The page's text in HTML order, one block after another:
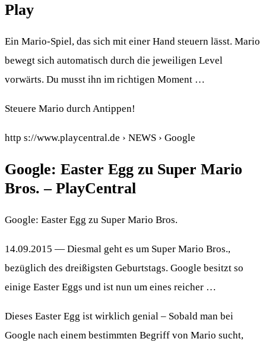
Play
Ein Mario-Spiel, das sich mit einer Hand steuern lässt. Mario
bewegt sich automatisch durch die jeweiligen Level
vorwärts. Du musst ihn im richtigen Moment …
Steuere Mario durch Antippen!
http s://www.playcentral.de › NEWS › Google
Google: Easter Egg zu Super Mario
Bros. – PlayCentral
Google: Easter Egg zu Super Mario Bros.
14.09.2015 — Diesmal geht es um Super Mario Bros.,
bezüglich des dreißigsten Geburtstags. Google besitzt so
einige Easter Eggs und ist nun um eines reicher …
Dieses Easter Egg ist wirklich genial – Sobald man bei
Google nach einem bestimmten Begriff von Mario sucht,